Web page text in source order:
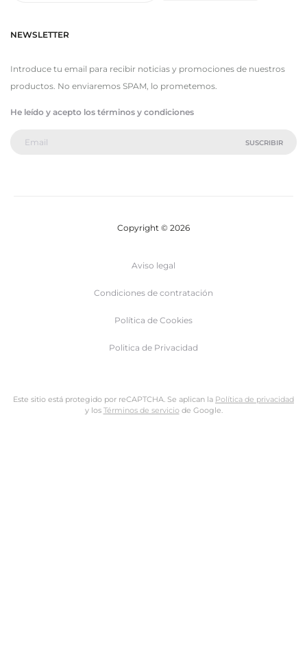
NEWSLETTER
Introduce tu email para recibir noticias y promociones de nuestros
productos. No enviaremos SPAM, lo prometemos.
He leído y acepto los términos y condiciones
Copyright © 2026
Aviso legal
Condiciones de contratación
Política de Cookies
Politica de Privacidad
Este sitio está protegido por reCAPTCHA. Se aplican la Política de privacidad
y los Términos de serviciode Google.